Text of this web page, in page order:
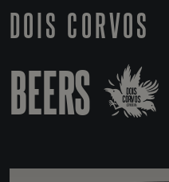
DOIS CORVOS
BEERS